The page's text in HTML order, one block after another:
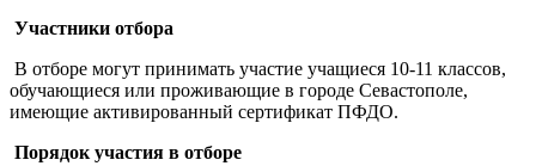
Участники отбора
В отборе могут принимать участие учащиеся 10-11 классов,
обучающиеся или проживающие в городе Севастополе,
имеющие активированный сертификат ПФДО.
Порядок участия в отборе